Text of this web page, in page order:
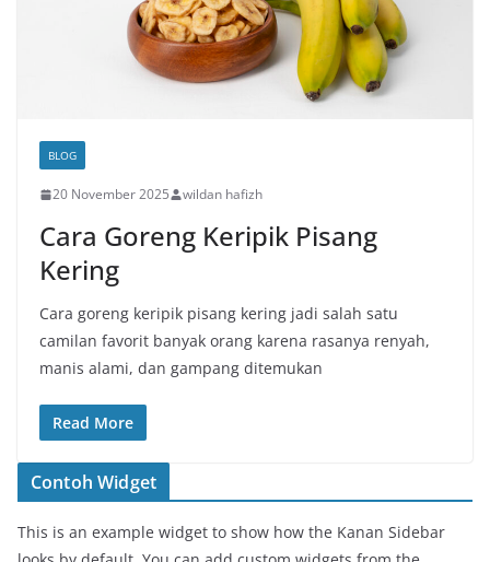
BLOG
20 November 2025 wildan hafizh
Cara Goreng Keripik Pisang
Kering
Cara goreng keripik pisang kering jadi salah satu
camilan favorit banyak orang karena rasanya renyah,
manis alami, dan gampang ditemukan
Read More
Contoh Widget
This is an example widget to show how the Kanan Sidebar